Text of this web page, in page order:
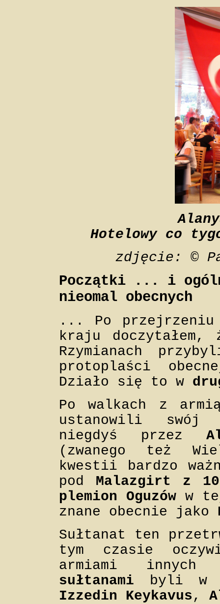
Hotelowy co
zdjęcie: ©
Początki ... i
nieomal obecnych
... Po
kraju
Rzymianach
protoplaści
Działo się to w
Po walkach z
ustanowili
niegdyś przez
(zwanego też
kwestii bardzo
pod Malazgirt z
plemion Oguzów w
znane obecnie jako
Sułtanat ten
tym czasie
armiami innych
sułtanami byli w
Izzedin Keykavus,